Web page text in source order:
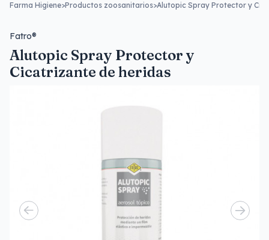
Farma Higiene>Productos zoosanitarios>Alutopic Spray Protector y
Fatro®
Alutopic Spray Protector y
Cicatrizante de heridas